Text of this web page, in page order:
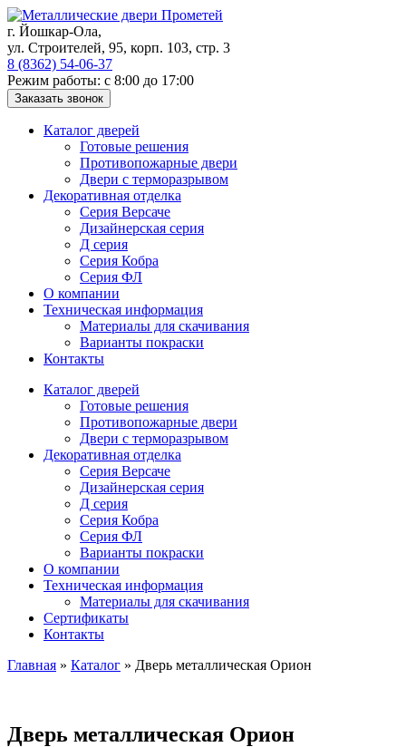
Skip
to
content
г. Йошкар-Ола,
ул. Строителей, 95, корп. 103, стр. 3
8 (8362) 54-06-37
Режим работы: с 8:00 до 17:00
Каталог дверей
Готовые решения
Противопожарные двери
Двери с терморазрывом
Декоративная отделка
Серия Версаче
Дизайнерская серия
Д серия
Серия Кобра
Серия ФЛ
О компании
Техническая информация
Материалы для скачивания
Варианты покраски
Контакты
Каталог дверей
Готовые решения
Противопожарные двери
Двери с терморазрывом
Декоративная отделка
Серия Версаче
Дизайнерская серия
Д серия
Серия Кобра
Серия ФЛ
Варианты покраски
О компании
Техническая информация
Материалы для скачивания
Сертификаты
Контакты
Главная » Каталог » Дверь металлическая Орион
Дверь металлическая Орион